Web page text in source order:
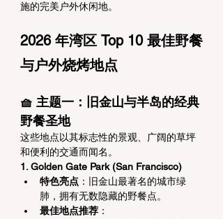
施的完美户外休闲地。
2026 年湾区 Top 10 最佳野餐
与户外烧烤地点
🧺 主题一：旧金山与半岛的经典
野餐圣地
这些地点以其标志性的景观、广阔的草坪
和便利的交通而闻名。
1. Golden Gate Park (San Francisco)
特色亮点 ：旧金山最著名的城市绿
肺，拥有无数隐藏的野餐点。
最佳地点推荐 ：